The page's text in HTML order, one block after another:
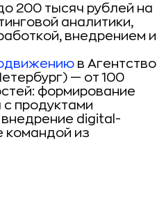
200 тысяч рублей на
аналитики,
внедрением и
в Агентство
— от 100
формирование
продуктами
внедрение digital-
командой из